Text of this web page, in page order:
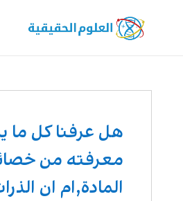
هل عرفنا كل ما
معرفته من
المادة,ام ان